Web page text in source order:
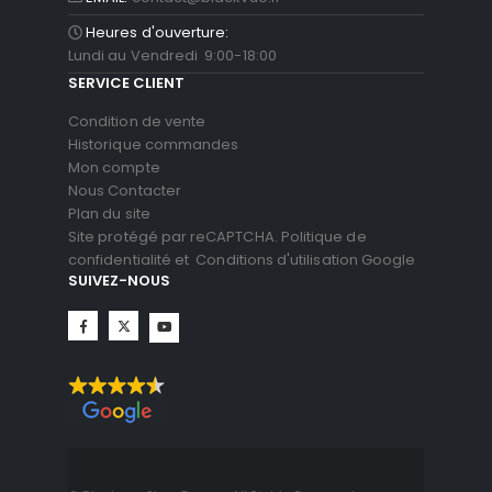
Heures d'ouverture:
Lundi au Vendredi 9:00-18:00
SERVICE CLIENT
Condition de vente
Historique commandes
Mon compte
Nous Contacter
Plan du site
Site protégé par reCAPTCHA. Politique de
confidentialité et Conditions d'utilisation Google
SUIVEZ-NOUS